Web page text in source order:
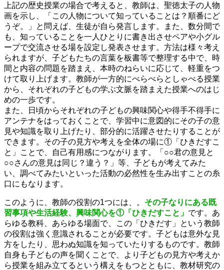
上記の歴史授業の場合で考えると、教師は、聖徳太子の人物
画を示し、「この人物について知っていることは？順番にど
うぞ。」と問えば、生徒が自ら発言します。また、数分間で
も、知っていることを一人ひとりに書き出させペアや小グル
ープで交流させる場を設定し発表させます。方法は様々考え
られますが、子どもたちの言葉を板書等で整理する中で、時
間と内容の問題を踏まえ、本時のねらいに応じて、軽重をつ
けて取り上げます。教師が一方的にべらべらとしゃべる授業
から、それぞれの子どもの学ぶ文脈を踏まえた授業へのはじ
めの一歩です。
また、日頃からそれぞれの子どもの興味関心や得手不得手に
アンテナをはっておくことで、学習中に意図的にその子の意
見や知識を取り上げたり、部分的に活躍させたりすることが
できます。その子の見方や考えを全体の場に①「ひきだすこ
と」ことで、自己有用感につながります。「○○君の意見と
○○さんの意見は同じ？違う？」等、子どもが考えてみた
い、調べてみたいといった活動の必然性を生み出すことの糸
口にもなります。
このように、教師の役割の1つには、。 その子なりにある既
習事項や生活経験、興味関心を①「ひきだすこと」 です。あ
らゆる教科、あらゆる場面で、この「ひきだす」という教師
の役割は強く意識されることが必要です。子どもは意外な見
方をしたり、思わぬ知識を知っていたりするものです。教師
自身も子どもの声を聞くことで、より子どもの見方や考えか
ら授業を組み立てるという構えをもつとともに、教材研究の